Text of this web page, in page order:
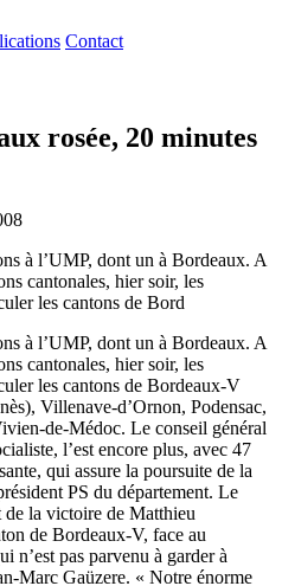
Contact
rosée, 20 minutes
à l’UMP, dont un à Bordeaux. A
cantonales, hier soir, les
les cantons de Bord
à l’UMP, dont un à Bordeaux. A
cantonales, hier soir, les
les cantons de Bordeaux-V
Villenave-d’Ornon, Podensac,
de-Médoc. Le conseil général
l’est encore plus, avec 47
qui assure la poursuite de la
PS du département. Le
de la victoire de Matthieu
de Bordeaux-V, face au
pas parvenu à garder à
Marc Gaüzere. « Notre énorme